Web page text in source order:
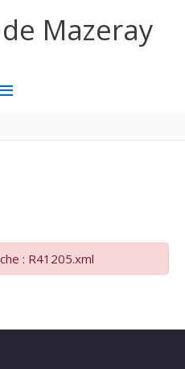
Mazeray
: R41205.xml